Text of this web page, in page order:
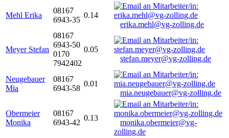
Mehl Erika
08167
6943-35
0.14
erika.mehl@vg-zolling.de
Meyer Stefan
08167
6943-50
0170
7942402
0.05
stefan.meyer@vg-zolling.de
Neugebauer
Mia
08167
6943-58
0.01
mia.neugebauer@vg-zolling.de
Obermeier
Monika
08167
6943-42
0.13
monika.obermeier@vg-
zolling.de